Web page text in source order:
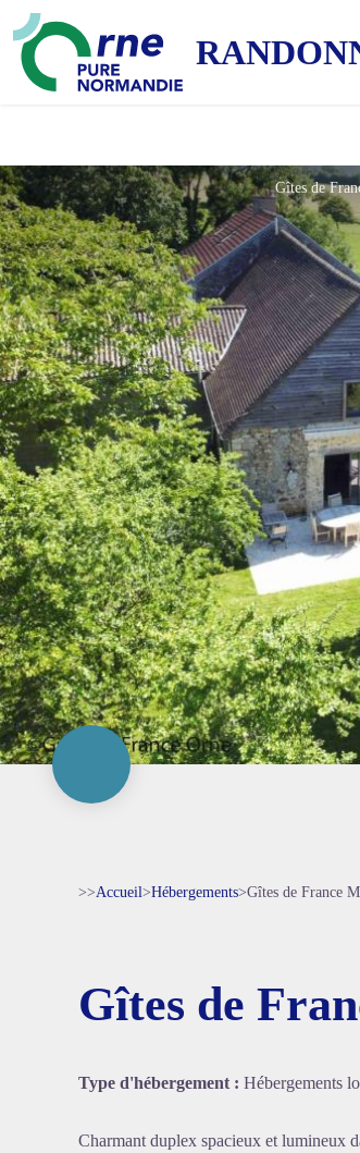
>>Accueil>Hébergements>Gîtes de France
Gîtes de
Type d'hébergement : Hébergements
Charmant duplex spacieux et lumineux